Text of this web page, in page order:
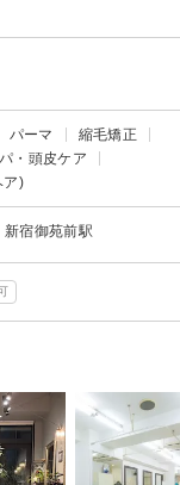
パーマ
縮毛矯正
・頭皮ケア
ア)
新宿御苑前駅